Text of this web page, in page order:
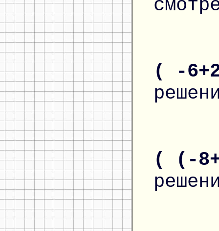
( -
( (-